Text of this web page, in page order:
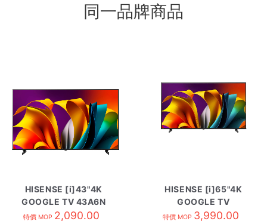
同一品牌商品
HISENSE [i]43"4K
GOOGLE TV 43A6N
特價 MOP 2,090.00
HISENSE [i]65"4K
GOOGLE TV
HK65A6N
特價 MOP 3,990.00